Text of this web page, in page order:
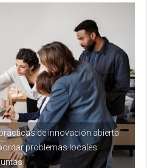
de innovación abierta
problemas locales